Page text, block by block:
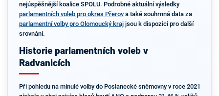
nejúspěšnější koalice SPOLU. Podrobné aktuální výsledky
parlamentních voleb pro okres Přerova také souhrnná data za
parlamentní volby pro Olomoucký krajjsou k dispozici pro další
srovnání.
Historie parlamentních voleb v
Radvanicích
Při pohledu na minulé volby do Poslanecké sněmovny v roce 2021